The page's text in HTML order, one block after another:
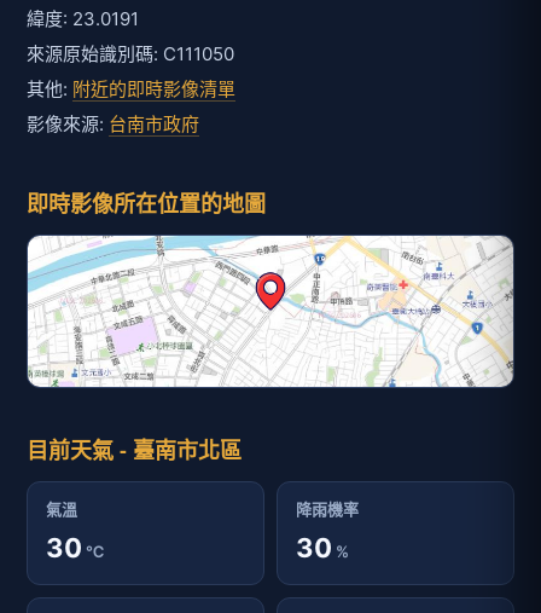
緯度: 23.0191
來源原始識別碼: C111050
其他: 附近的即時影像清單
影像來源: 台南市政府
即時影像所在位置的地圖
目前天氣 - 臺南市北區
氣溫
30 ℃
降雨機率
30 %